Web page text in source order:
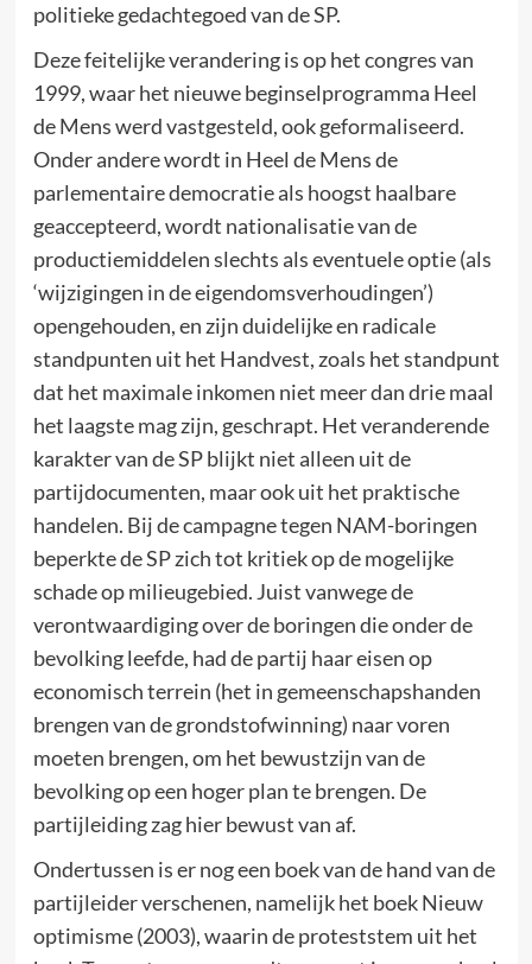
politieke gedachtegoed van de SP.
Deze feitelijke verandering is op het congres van
1999, waar het nieuwe beginselprogramma Heel
de Mens werd vastgesteld, ook geformaliseerd.
Onder andere wordt in Heel de Mens de
parlementaire democratie als hoogst haalbare
geaccepteerd, wordt nationalisatie van de
productiemiddelen slechts als eventuele optie (als
‘wijzigingen in de eigendomsverhoudingen’)
opengehouden, en zijn duidelijke en radicale
standpunten uit het Handvest, zoals het standpunt
dat het maximale inkomen niet meer dan drie maal
het laagste mag zijn, geschrapt. Het veranderende
karakter van de SP blijkt niet alleen uit de
partijdocumenten, maar ook uit het praktische
handelen. Bij de campagne tegen NAM-boringen
beperkte de SP zich tot kritiek op de mogelijke
schade op milieugebied. Juist vanwege de
verontwaardiging over de boringen die onder de
bevolking leefde, had de partij haar eisen op
economisch terrein (het in gemeenschapshanden
brengen van de grondstofwinning) naar voren
moeten brengen, om het bewustzijn van de
bevolking op een hoger plan te brengen. De
partijleiding zag hier bewust van af.
Ondertussen is er nog een boek van de hand van de
partijleider verschenen, namelijk het boek Nieuw
optimisme (2003), waarin de proteststem uit het